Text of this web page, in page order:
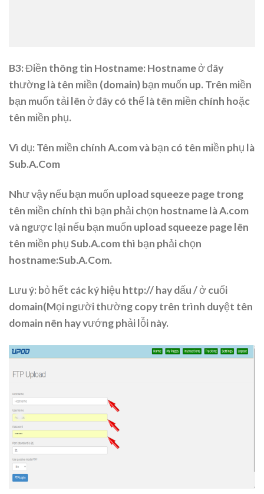
B3: Điền thông tin Hostname: Hostname ở đây
thường là tên miền (domain) bạn muốn up. Trên miền
bạn muốn tải lên ở đây có thể là tên miền chính hoặc
tên miền phụ.
Vì dụ: Tên miền chính A.com và bạn có tên miền phụ là
Sub.A.Com
Như vậy nếu bạn muốn upload squeeze page trong
tên miền chính thì bạn phải chọn hostname là A.com
và ngược lại nếu bạn muốn upload squeeze page lên
tên miền phụ Sub.A.com thì bạn phải chọn
hostname:Sub.A.Com.
Lưu ý: bỏ hết các ký hiệu http:// hay dấu / ở cuối
domain(Mọi người thường copy trên trình duyệt tên
domain nên hay vướng phải lỗi này.